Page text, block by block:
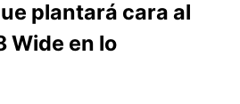
plantará cara al
Wide en lo